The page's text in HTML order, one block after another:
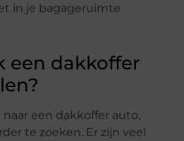
in je bagageruimte
een dakkoffer
een dakkoffer auto,
te zoeken. Er zijn veel